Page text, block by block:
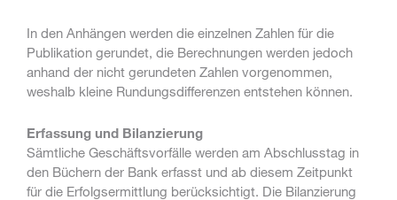
In den Anhängen werden die einzelnen Zahlen für die
Publikation gerundet, die Berechnungen werden jedoch
anhand der nicht gerundeten Zahlen vorgenommen,
weshalb kleine Rundungsdifferenzen entstehen können.
Erfassung und Bilanzierung
Sämtliche Geschäftsvorfälle werden am Abschlusstag in
den Büchern der Bank erfasst und ab diesem Zeitpunkt
für die Erfolgsermittlung berücksichtigt. Die Bilanzierung